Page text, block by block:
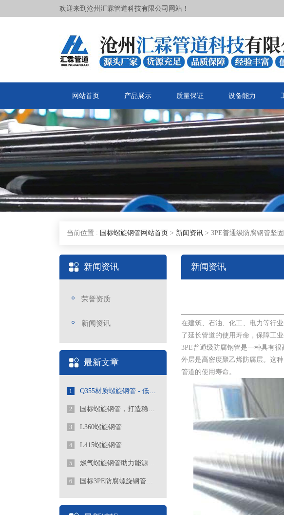
欢迎来到沧州汇霖管道科技有限公司网站！
网站首页 产品展示 质量保证 设备能力
当前位置 : 国标螺旋钢管网站首页 > 新闻资讯 > 3PE普通级防腐钢管坚
新闻资讯
荣誉资质
新闻资讯
最新文章
1 Q355材质螺旋钢管 - 低合金高强度工程优选管道
2 国标螺旋钢管，打造稳定可靠的管道工程
3 L360螺旋钢管
4 L415螺旋钢管
5 燃气螺旋钢管助力能源行业发展
6 国标3PE防腐螺旋钢管厂家
新闻资讯
在建筑、石油、化工、电力等行
了延长管道的使用寿命，保障工
3PE普通级防腐钢管是一种具有
外层是高密度聚乙烯防腐层。这
管道的使用寿命。